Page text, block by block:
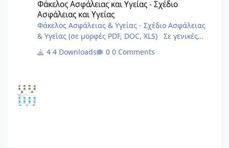
Φάκελος Ασφάλειας και Υγείας - Σχέδιο
Ασφάλειας και Υγείας
Φάκελος Ασφάλειας & Υγείας - Σχέδιο Ασφάλειας
& Υγείας (σε μορφές PDF, DOC, XLS) Σε γενικές
γραμμές είναι πολύ γενικά και ενδεχόμεναι
μπορούν να καλύψουν σημαντικό φάσμα έργων.
4 Downloads 0 Comments